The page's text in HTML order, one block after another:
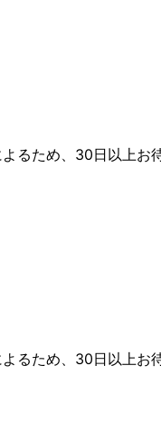
るため、30日以上お
るため、30日以上お